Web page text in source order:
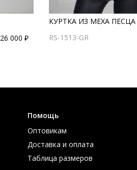
26 000 ₽
КУРТКА ИЗ МЕХА ПЕСЦА
RS-1513-GR
Помощь
Оптовикам
Доставка и оплата
Таблица размеров